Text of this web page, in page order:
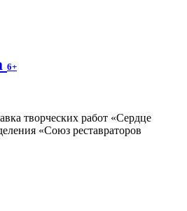
6+
творческих работ «Сердце
«Союз реставраторов